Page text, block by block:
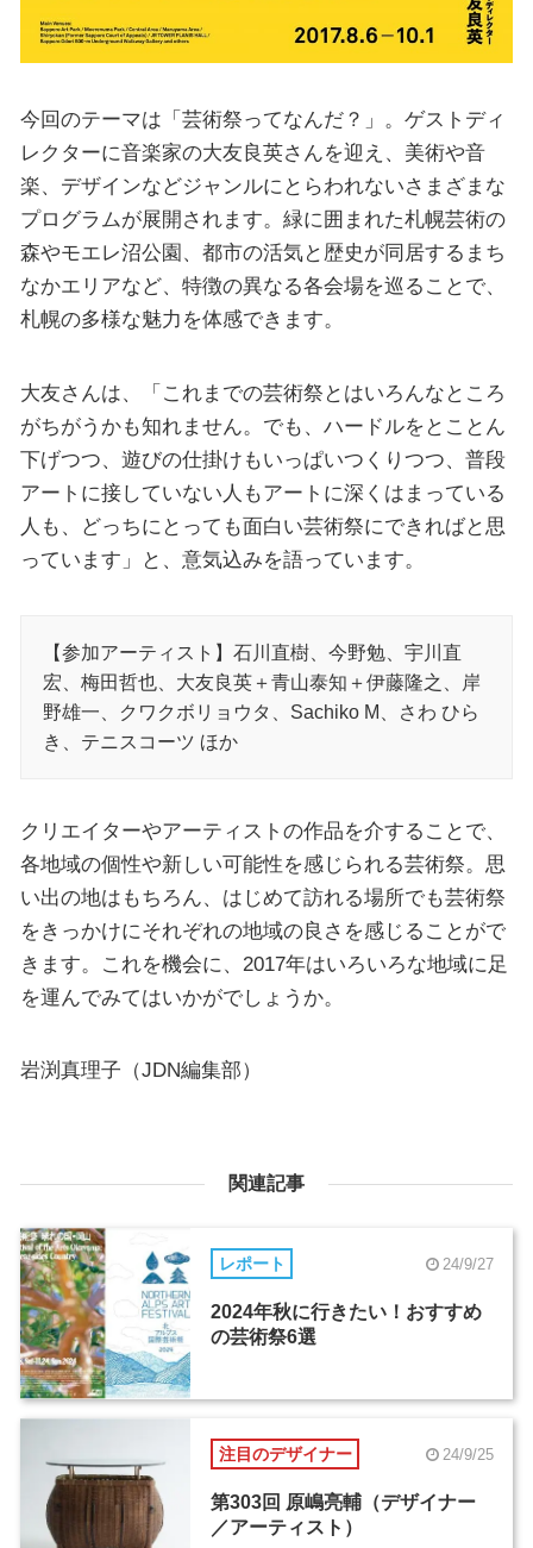
今回のテーマは「芸術祭ってなんだ？」。ゲストディ
レクターに音楽家の大友良英さんを迎え、美術や音
楽、デザインなどジャンルにとらわれないさまざまな
プログラムが展開されます。緑に囲まれた札幌芸術の
森やモエレ沼公園、都市の活気と歴史が同居するまち
なかエリアなど、特徴の異なる各会場を巡ることで、
札幌の多様な魅力を体感できます。
大友さんは、「これまでの芸術祭とはいろんなところ
がちがうかも知れません。でも、ハードルをとことん
下げつつ、遊びの仕掛けもいっぱいつくりつつ、普段
アートに接していない人もアートに深くはまっている
人も、どっちにとっても面白い芸術祭にできればと思
っています」と、意気込みを語っています。
【参加アーティスト】石川直樹、今野勉、宇川直
宏、梅田哲也、大友良英＋青山泰知＋伊藤隆之、岸
野雄一、クワクボリョウタ、Sachiko M、さわ ひら
き、テニスコーツ ほか
クリエイターやアーティストの作品を介することで、
各地域の個性や新しい可能性を感じられる芸術祭。思
い出の地はもちろん、はじめて訪れる場所でも芸術祭
をきっかけにそれぞれの地域の良さを感じることがで
きます。これを機会に、2017年はいろいろな地域に足
を運んでみてはいかがでしょうか。
岩渕真理子（JDN編集部）
関連記事
レポート 24/9/27
2024年秋に行きたい！おすすめ
の芸術祭6選
注目のデザイナー 24/9/25
第303回 原嶋亮輔（デザイナー
／アーティスト）